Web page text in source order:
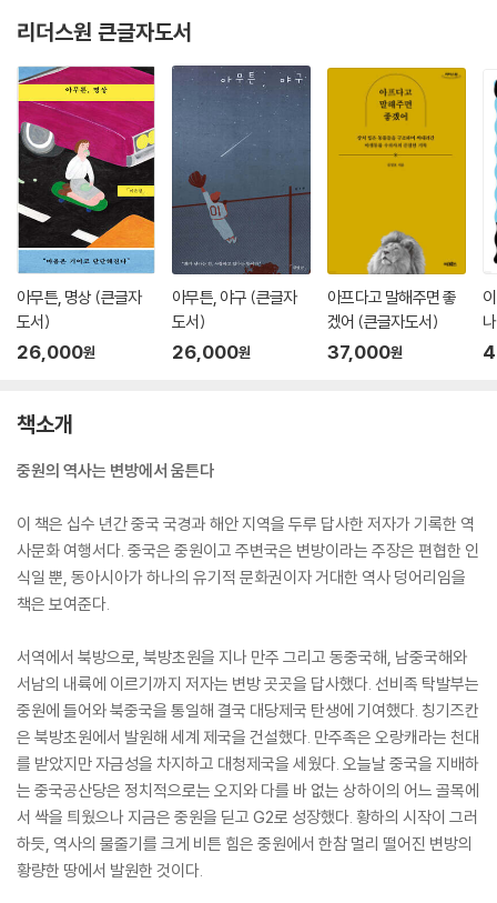
리더스원 큰글자도서
아무튼, 명상 (큰글자
도서)
26,000원
아무튼, 야구 (큰글자
도서)
26,000원
아프다고 말해주면 좋
겠어 (큰글자도서)
37,000원
책소개
중원의 역사는 변방에서 움튼다
이 책은 십수 년간 중국 국경과 해안 지역을 두루 답사한 저자가 기록한 역
사문화 여행서다. 중국은 중원이고 주변국은 변방이라는 주장은 편협한 인
식일 뿐, 동아시아가 하나의 유기적 문화권이자 거대한 역사 덩어리임을
책은 보여준다.
서역에서 북방으로, 북방초원을 지나 만주 그리고 동중국해, 남중국해와
서남의 내륙에 이르기까지 저자는 변방 곳곳을 답사했다. 선비족 탁발부는
중원에 들어와 북중국을 통일해 결국 대당제국 탄생에 기여했다. 칭기즈칸
은 북방초원에서 발원해 세계 제국을 건설했다. 만주족은 오랑캐라는 천대
를 받았지만 자금성을 차지하고 대청제국을 세웠다. 오늘날 중국을 지배하
는 중국공산당은 정치적으로는 오지와 다를 바 없는 상하이의 어느 골목에
서 싹을 틔웠으나 지금은 중원을 딛고 G2로 성장했다. 황하의 시작이 그러
하듯, 역사의 물줄기를 크게 비튼 힘은 중원에서 한참 멀리 떨어진 변방의
황량한 땅에서 발원한 것이다.